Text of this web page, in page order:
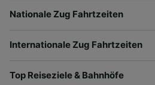
Nationale Zug Fahrtzeiten
Internationale Zug Fahrtzeiten
Top Reiseziele & Bahnhöfe